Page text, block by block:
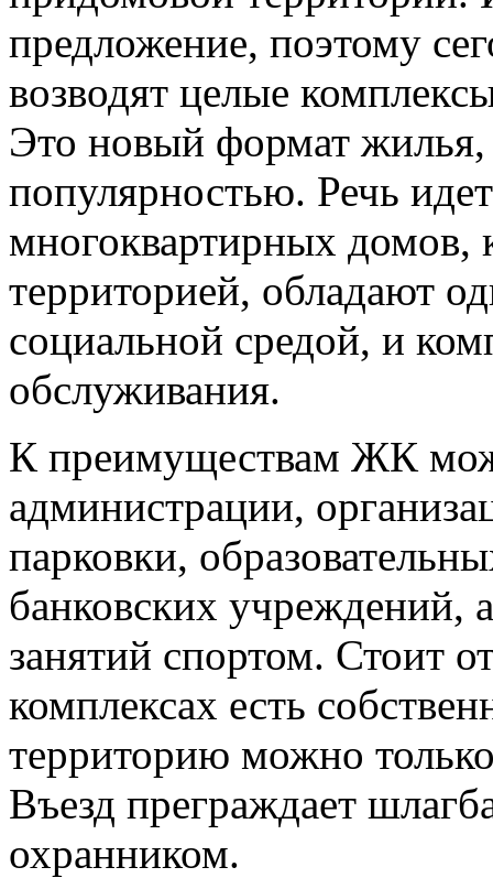
предложение, поэтому
возводят целые
Это новый формат жилья,
популярностью. Речь
многоквартирных домов,
территорией, обладают
социальной средой, и
обслуживания.
К преимуществам ЖК
администрации,
парковки,
банковских учреждений,
занятий спортом. Стоит
комплексах есть
территорию можно
Въезд преграждает
охранником.